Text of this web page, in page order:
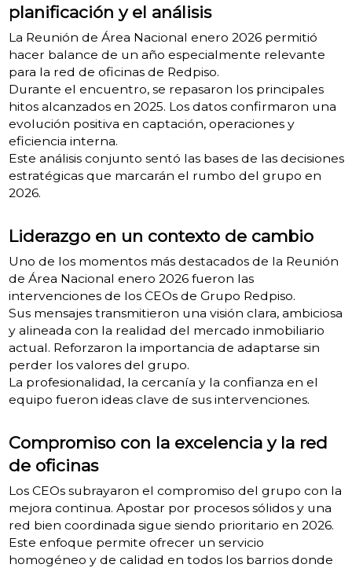
planificación y el análisis
La Reunión de Área Nacional enero 2026 permitió
hacer balance de un año especialmente relevante
para la red de oficinas de Redpiso.
Durante el encuentro, se repasaron los principales
hitos alcanzados en 2025. Los datos confirmaron una
evolución positiva en captación, operaciones y
eficiencia interna.
Este análisis conjunto sentó las bases de las decisiones
estratégicas que marcarán el rumbo del grupo en
2026.
Liderazgo en un contexto de cambio
Uno de los momentos más destacados de la Reunión
de Área Nacional enero 2026 fueron las
intervenciones de los CEOs de Grupo Redpiso.
Sus mensajes transmitieron una visión clara, ambiciosa
y alineada con la realidad del mercado inmobiliario
actual. Reforzaron la importancia de adaptarse sin
perder los valores del grupo.
La profesionalidad, la cercanía y la confianza en el
equipo fueron ideas clave de sus intervenciones.
Compromiso con la excelencia y la red
de oficinas
Los CEOs subrayaron el compromiso del grupo con la
mejora continua. Apostar por procesos sólidos y una
red bien coordinada sigue siendo prioritario en 2026.
Este enfoque permite ofrecer un servicio
homogéneo y de calidad en todos los barrios donde